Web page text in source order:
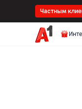
Частным